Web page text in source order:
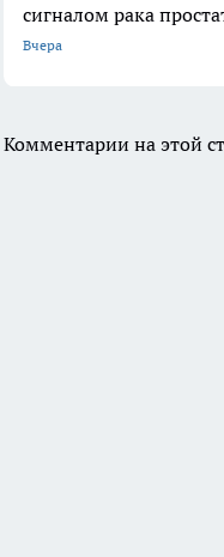
сигналом рака
Вчера
Комментарии на этой